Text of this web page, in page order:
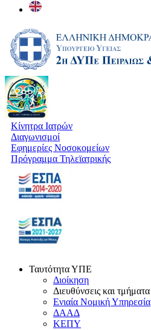
Κίνητρα Ιατρών
Διαγωνισμοί
Εφημερίες Νοσοκομείων
Πρόγραμμα Τηλεϊατρικής
Ταυτότητα ΥΠΕ
Διοίκηση
Διευθύνσεις και τμήματα
Ενιαία Νομική Υπηρεσία
ΔΑΑΔ
ΚΕΠΥ